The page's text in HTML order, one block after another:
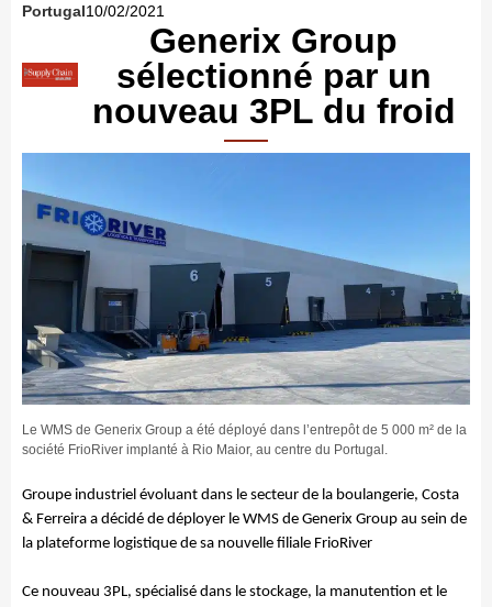
Generix Group
sélectionné par un
nouveau 3PL du froid
Le WMS de Generix Group a été déployé dans l’entrepôt de 5 000 m² de la
société FrioRiver implanté à Rio Maior, au centre du Portugal.
Groupe industriel évoluant dans le secteur de la boulangerie, Costa
& Ferreira a décidé de déployer le WMS de Generix Group au sein de
la plateforme logistique de sa nouvelle filiale FrioRiver
Ce nouveau 3PL, spécialisé dans le stockage, la manutention et le
Portugal10/02/2021